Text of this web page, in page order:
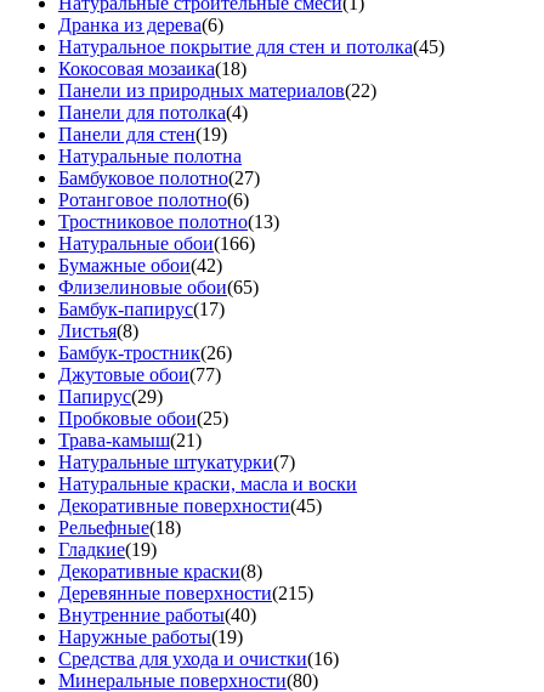
Дранка из дерева(6)
Натуральное покрытие для стен и потолка(45)
Кокосовая мозаика(18)
Панели из природных материалов(22)
Панели для потолка(4)
Панели для стен(19)
Натуральные полотна
Бамбуковое полотно(27)
Ротанговое полотно(6)
Тростниковое полотно(13)
Натуральные обои(166)
Бумажные обои(42)
Флизелиновые обои(65)
Бамбук-папирус(17)
Листья(8)
Бамбук-тростник(26)
Джутовые обои(77)
Папирус(29)
Пробковые обои(25)
Трава-камыш(21)
Натуральные штукатурки(7)
Натуральные краски, масла и воски
Декоративные поверхности(45)
Рельефные(18)
Гладкие(19)
Декоративные краски(8)
Деревянные поверхности(215)
Внутренние работы(40)
Наружные работы(19)
Средства для ухода и очистки(16)
Минеральные поверхности(80)